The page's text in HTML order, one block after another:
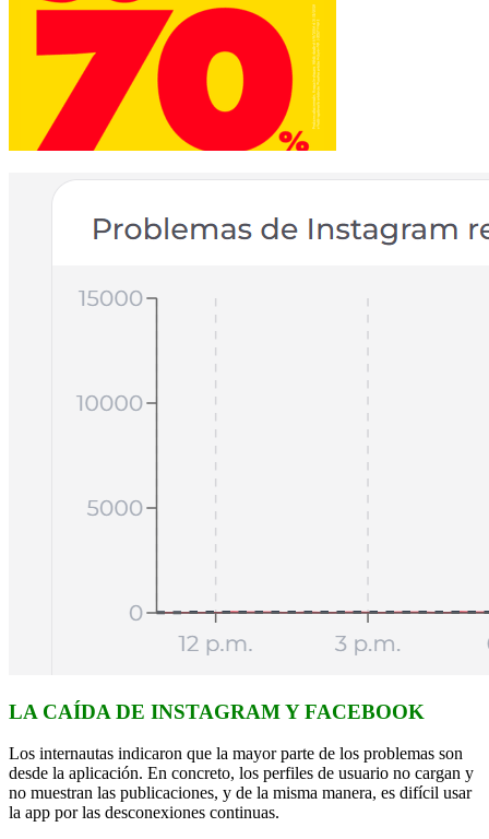
LA CAÍDA DE INSTAGRAM Y FACEBOOK
Los internautas indicaron que la mayor parte de los problemas son
desde la aplicación. En concreto, los perfiles de usuario no cargan y
no muestran las publicaciones, y de la misma manera, es difícil usar
la app por las desconexiones continuas.